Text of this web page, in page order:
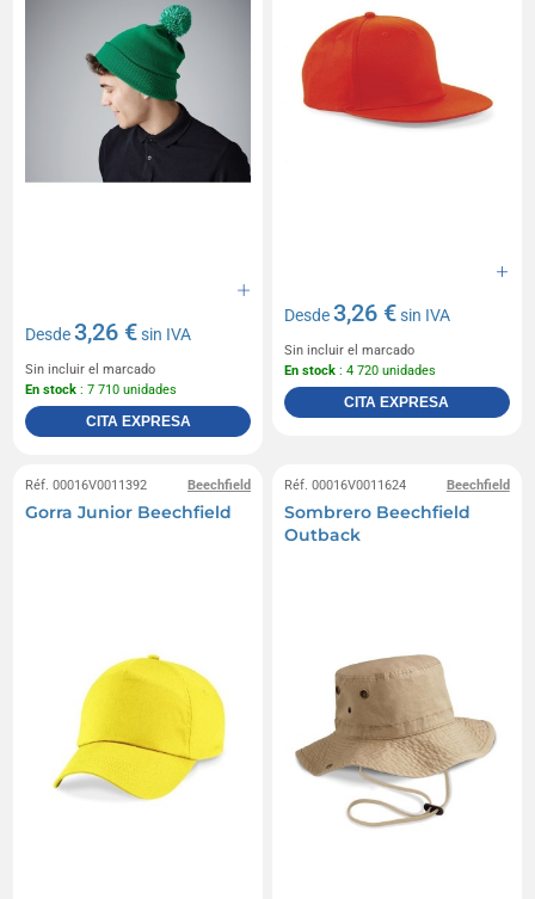
Desde3,26 €sin IVA
Sin incluir el marcado
En stock : 7 710 unidades
CITA EXPRESA
Desde3,26 €sin IVA
Sin incluir el marcado
En stock : 4 720 unidades
CITA EXPRESA
Beechfield
Réf. 00016V0011392
Gorra Junior Beechfield
Beechfield
Réf. 00016V0011624
Sombrero Beechfield
Outback